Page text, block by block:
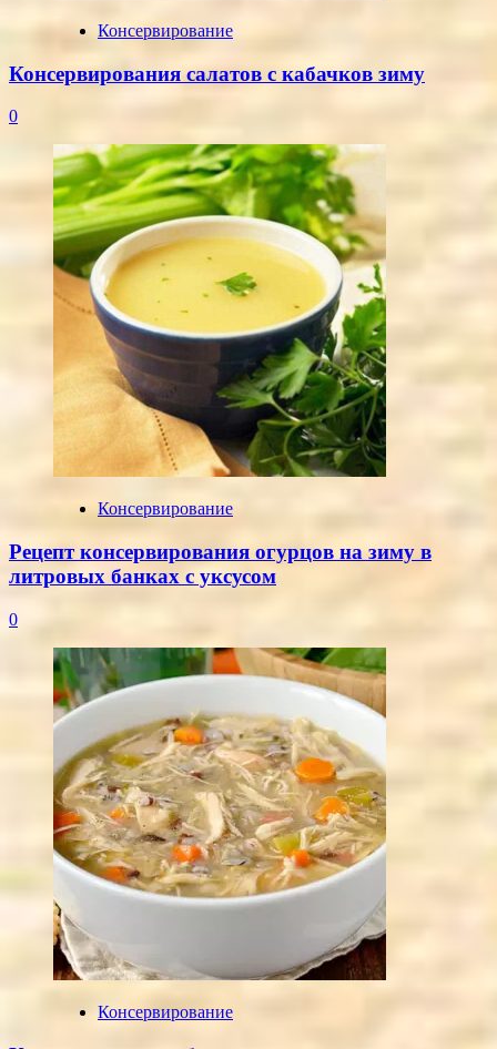
Консервирование
Консервирования салатов с кабачков зиму
0
Консервирование
Рецепт консервирования огурцов на зиму в
литровых банках с уксусом
0
Консервирование